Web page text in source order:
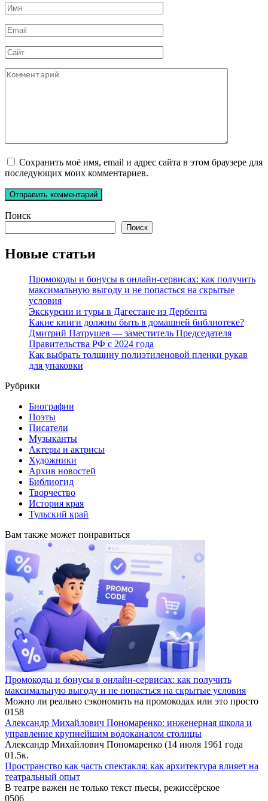
Имя
*
Email
*
Сайт
Комментарий
Сохранить моё имя, email и адрес сайта в этом браузере для
последующих моих комментариев.
Поиск
Поиск
Новые статьи
Промокоды и бонусы в онлайн-сервисах: как получить
максимальную выгоду и не попасться на скрытые
условия
Экскурсии и туры в Дагестане из Дербента
Какие книги должны быть в домашней библиотеке?
Дмитрий Патрушев — заместитель Председателя
Правительства РФ с 2024 года
Как выбрать толщину полиэтиленовой пленки рукав
для упаковки
Рубрики
Биографии
Поэты
Писатели
Музыканты
Актеры и актрисы
Художники
Архив новостей
Библиогид
Творчество
История края
Тульский край
Вам также может понравиться
Промокоды и бонусы в онлайн-сервисах: как получить
максимальную выгоду и не попасться на скрытые условия
Можно ли реально сэкономить на промокодах или это просто
0158
Александр Михайлович Пономаренко: инженерная школа и
управление крупнейшим водоканалом столицы
Александр Михайлович Пономаренко (14 июля 1961 года
01.5к.
Пространство как часть спектакля: как архитектура влияет на
театральный опыт
В театре важен не только текст пьесы, режиссёрское
0506